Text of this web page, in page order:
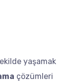
yaşamak
çözümleri